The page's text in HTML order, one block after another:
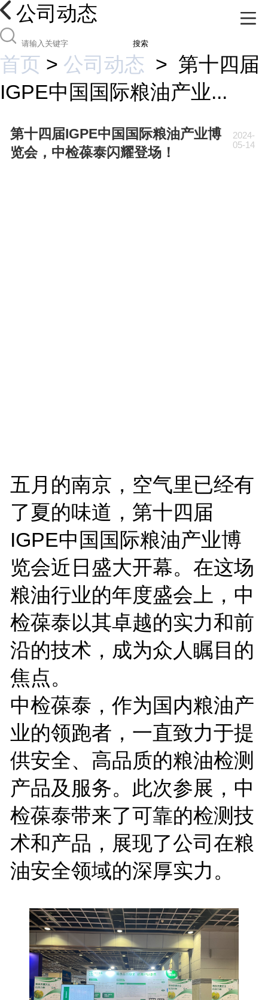
公司动态
搜索
首页 > 公司动态 > 第十四届
IGPE中国国际粮油产业...
第十四届IGPE中国国际粮油产业博
览会，中检葆泰闪耀登场！
2024-
05-14
五月的南京，空气里已经有
了夏的味道，第十四届
IGPE中国国际粮油产业博
览会近日盛大开幕。在这场
粮油行业的年度盛会上，中
检葆泰以其卓越的实力和前
沿的技术，成为众人瞩目的
焦点。
中检葆泰，作为国内粮油产
业的领跑者，一直致力于提
供安全、高品质的粮油检测
产品及服务。此次参展，中
检葆泰带来了可靠的检测技
术和产品，展现了公司在粮
油安全领域的深厚实力。